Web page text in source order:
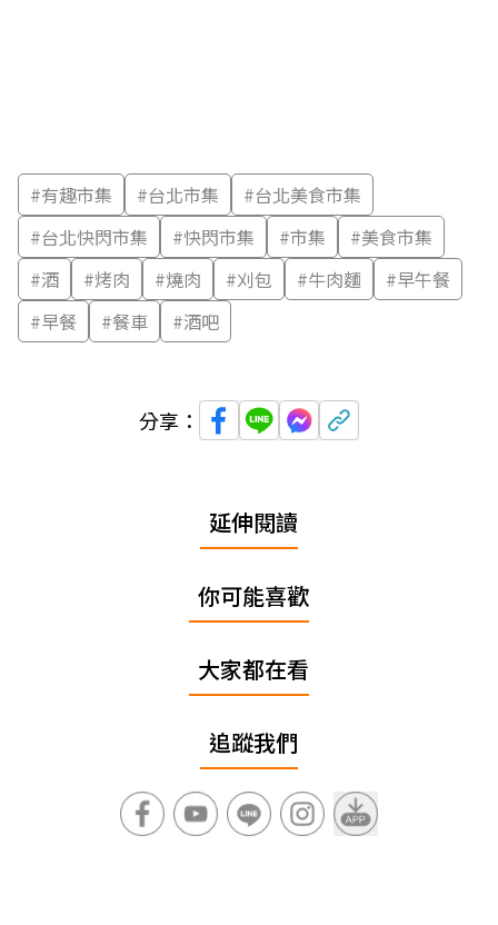
#有趣市集 #台北市集 #台北美食市集
#台北快閃市集 #快閃市集 #市集 #美食市集
#酒 #烤肉 #燒肉 #刈包 #牛肉麵 #早午餐
#早餐 #餐車 #酒吧
分享：
延伸閱讀
你可能喜歡
大家都在看
追蹤我們